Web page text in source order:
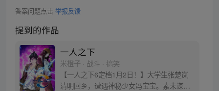
答案问题点击 举报反馈
提到的作品
一人之下
米橙子 · 战斗 · 搞笑
【一人之下6定档1月2日！】大学生张楚岚
清明回乡，遭遇神秘少女冯宝宝。素未谋面